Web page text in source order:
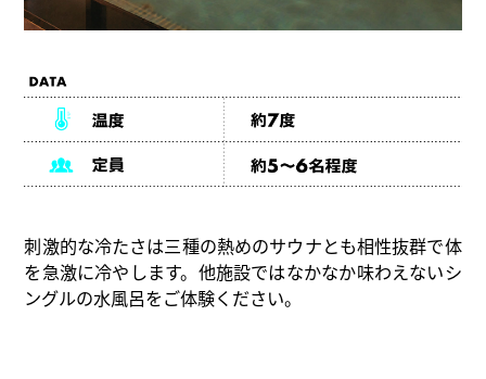
刺激的な冷たさは三種の熱めのサウナとも相性抜群で体
を急激に冷やします。他施設ではなかなか味わえないシ
ングルの水風呂をご体験ください。